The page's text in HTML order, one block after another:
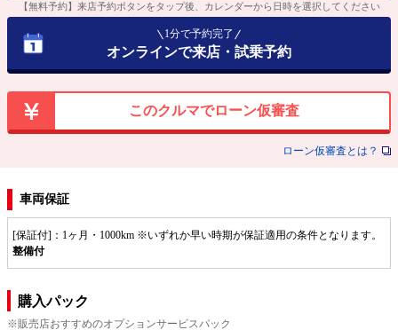
【無料予約】来店予約ボタンをタップ後、カレンダーから日時を選択してください
1分で予約完了
オンラインで来店・試乗予約
このクルマでローン仮審査
ローン仮審査とは？
車両保証
[保証付]：1ヶ月・1000km ※いずれか早い時期が保証適用の条件となります。
整備付
購入パック
※販売店おすすめのオプションサービスパック